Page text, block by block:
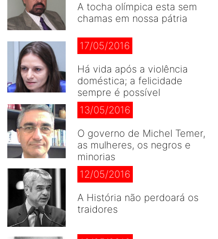
A tocha olímpica esta sem
chamas em nossa pátria
17/05/2016
Há vida após a violência
doméstica; a felicidade
sempre é possível
13/05/2016
O governo de Michel Temer,
as mulheres, os negros e
minorias
12/05/2016
A História não perdoará os
traidores